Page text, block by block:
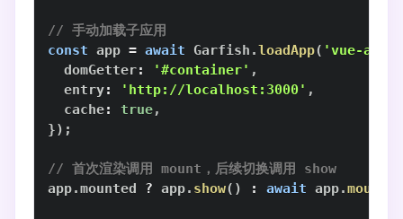
// 手动加载子应用
const app = await Garfish .loadApp( 'vue-app'
  domGetter
: '#container' ,
  entry
: 'http://localhost:3000' ,
  cache
: true,
}) ;
// 首次渲染调用 mount，后续切换调用 show
app.mounted ? app. show( ) : await app.mount